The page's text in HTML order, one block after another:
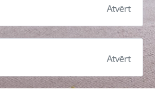
Atvērt
Atvērt